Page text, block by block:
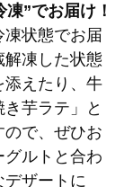
”でお届け！
状態でお届
解凍した状態
添えたり、牛
芋ラテ」と
ので、ぜひお
ルトと合わ
ザートに